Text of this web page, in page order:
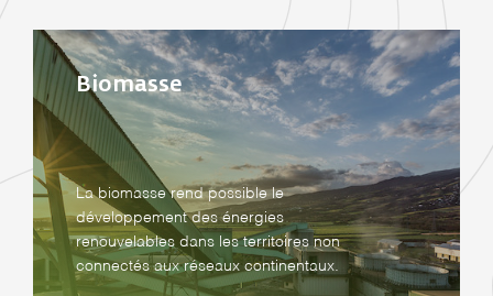
Biomasse
La biomasse rend possible le
développement des énergies
renouvelables dans les territoires non
connectés aux réseaux continentaux.